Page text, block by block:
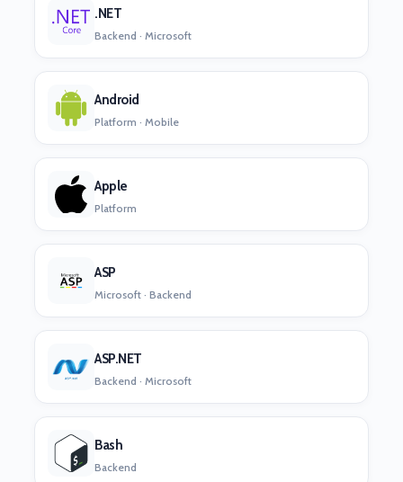
.NET
Backend · Microsoft
Android
Platform · Mobile
Apple
Platform
ASP
Microsoft · Backend
ASP.NET
Backend · Microsoft
Bash
Backend